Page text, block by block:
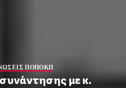
ΠΟΠΟΚΠ
με κ.